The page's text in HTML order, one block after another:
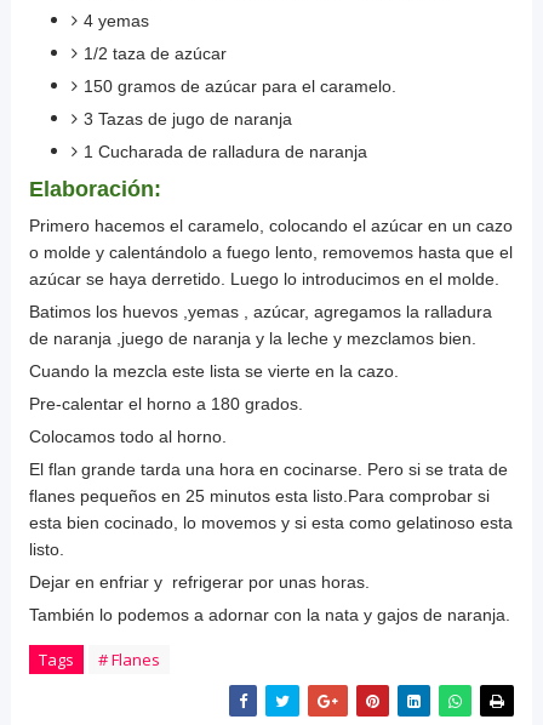
4 yemas
1/2 taza de azúcar
150 gramos de azúcar para el caramelo.
3 Tazas de jugo de naranja
1 Cucharada de ralladura de naranja
Elaboración:
Primero hacemos el caramelo, colocando el azúcar en un cazo
o molde y calentándolo a fuego lento, removemos hasta que el
azúcar se haya derretido. Luego lo introducimos en el molde.
Batimos los huevos ,yemas , azúcar, agregamos la ralladura
de naranja ,juego de naranja y la leche y mezclamos bien.
Cuando la mezcla este lista se vierte en la cazo.
Pre-calentar el horno a 180 grados.
Colocamos todo al horno.
El flan grande tarda una hora en cocinarse. Pero si se trata de
flanes pequeños en 25 minutos esta listo.Para comprobar si
esta bien cocinado, lo movemos y si esta como gelatinoso esta
listo.
Dejar en enfriar y refrigerar por unas horas.
También lo podemos a adornar con la nata y gajos de naranja.
Tags # Flanes